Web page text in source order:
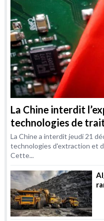
La Chine interdit
technologies de
La Chine a interdit jeudi 21
technologies d'extraction et
Cette...